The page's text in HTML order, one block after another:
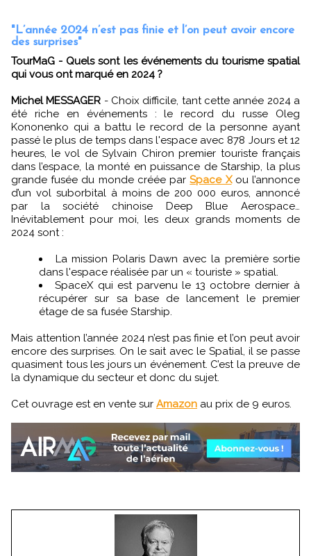
"L’année 2024 n’est pas finie et l’on peut avoir encore
des surprises"
TourMaG - Quels sont les événements du tourisme spatial
qui vous ont marqué en 2024 ?
Michel MESSAGER - Choix difficile, tant cette année 2024 a
été riche en événements : le record du russe Oleg
Kononenko qui a battu le record de la personne ayant
passé le plus de temps dans l'espace avec 878 Jours et 12
heures, le vol de Sylvain Chiron premier touriste français
dans l’espace, la monté en puissance de Starship, la plus
grande fusée du monde créée parSpace Xou l’annonce
d’un vol suborbital à moins de 200 000 euros, annoncé
par la société chinoise Deep Blue Aerospace…
Inévitablement pour moi, les deux grands moments de
2024 sont :
La mission Polaris Dawn avec la première sortie
dans l'espace réalisée par un « touriste » spatial.
SpaceX qui est parvenu le 13 octobre dernier à
récupérer sur sa base de lancement le premier
étage de sa fusée Starship.
Mais attention l’année 2024 n’est pas finie et l’on peut avoir
encore des surprises. On le sait avec le Spatial, il se passe
quasiment tous les jours un événement. C’est la preuve de
la dynamique du secteur et donc du sujet.
Cet ouvrage est en vente sur Amazon au prix de 9 euros.